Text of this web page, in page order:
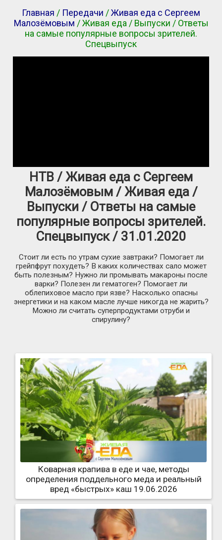
Главная / Передачи /Живая еда с Сергеем
Малозёмовым / Живая еда / Выпуски / Ответы
на самые популярные вопросы зрителей.
Спецвыпуск
НТВ / Живая еда с Сергеем
Малозёмовым / Живая еда /
Выпуски / Ответы на самые
популярные вопросы зрителей.
Спецвыпуск / 31.01.2020
Стоит ли есть по утрам сухие завтраки? Помогает ли
грейпфрут похудеть? В каких количествах сало может
быть полезным? Нужно ли промывать макароны после
варки? Полезен ли гематоген? Помогает ли
облепиховое масло при язве? Насколько опасны
энергетики и на каком масле лучше никогда не жарить?
Можно ли считать суперпродуктами отруби и
спирулину?
Коварная крапива в еде и чае, методы
определения поддельного меда и реальный
вред «быстрых» каш 19.06.2026